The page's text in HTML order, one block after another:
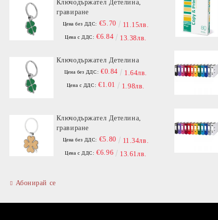
Ключодържател Детелина,
гравиране
Цена без ДДС: €5.70 11.15лв.
Цена с ДДС: €6.84 13.38лв.
Ключодържател Детелина
Цена без ДДС: €0.84 1.64лв.
Цена с ДДС: €1.01 1.98лв.
Ключодържател Детелина,
гравиране
Цена без ДДС: €5.80 11.34лв.
Цена с ДДС: €6.96 13.61лв.
Абонирай се